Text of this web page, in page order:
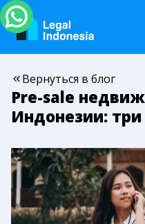
Вернуться в блог
Pre-sale
Индонезии: три